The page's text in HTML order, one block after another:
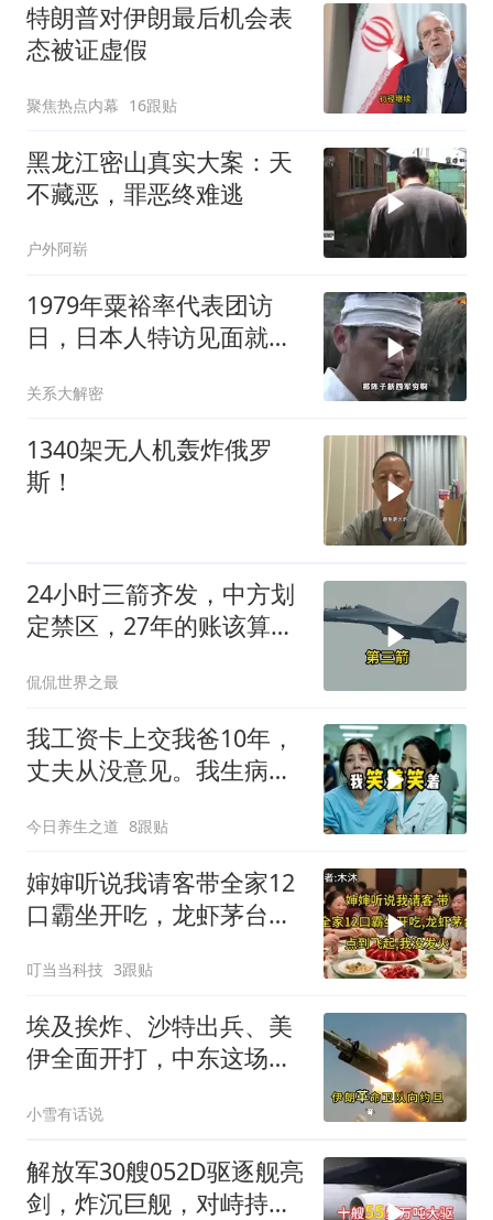
特朗普对伊朗最后机会表
态被证虚假
聚焦热点内幕 16跟贴
黑龙江密山真实大案：天
不藏恶，罪恶终难逃
户外阿崭
1979年粟裕率代表团访
日，日本人特访见面就喊
关系大解密
1340架无人机轰炸俄罗
斯！
24小时三箭齐发，中方划
定禁区，27年的账该算
侃侃世界之最
我工资卡上交我爸10年，
丈夫从没意见。我生病住
今日养生之道 8跟贴
婶婶听说我请客带全家12
口霸坐开吃，龙虾茅台点
叮当当科技 3跟贴
埃及挨炸、沙特出兵、美
伊全面开打，中东这场仗
小雪有话说
解放军30艘052D驱逐舰亮
剑，炸沉巨舰，对峙持续